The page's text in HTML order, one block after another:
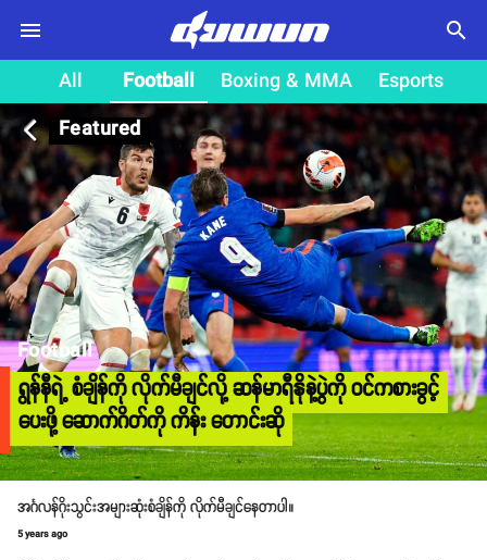
search
All Football Boxing & MMA
Esports
Featured
arrow_back_ios
Football
ရွန်နီရဲ့ စံချိန်ကို လိုက်မီချင်လို့ ဆန်မာရီနိုနဲ့ပွဲကို ဝင်ကစားခွင့်
ပေးဖို့ ဆောက်ဂိတ်ကို ကိန်း တောင်းဆို
အင်္ဂလန်ဂိုးသွင်းအများဆုံးစံချိန်ကို လိုက်မီချင်နေတာပါ။
5 years ago